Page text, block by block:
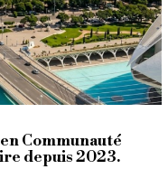
Communauté
depuis 2023.